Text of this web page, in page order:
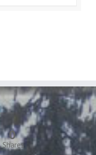
0
Shares